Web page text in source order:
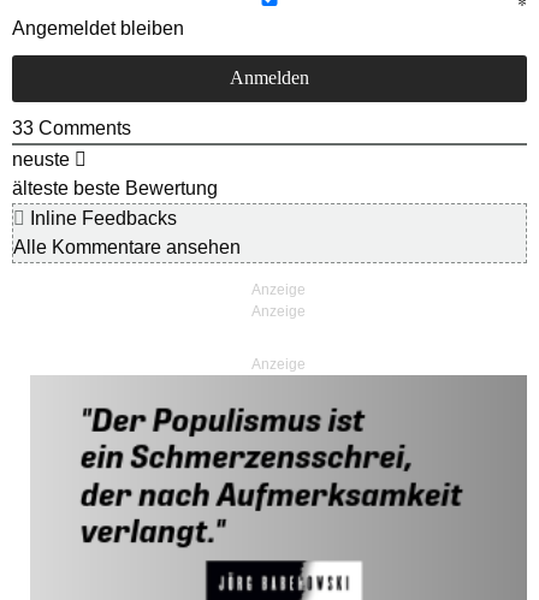
Angemeldet bleiben
33 Comments
neuste
älteste beste Bewertung
Inline Feedbacks
Alle Kommentare ansehen
Anzeige